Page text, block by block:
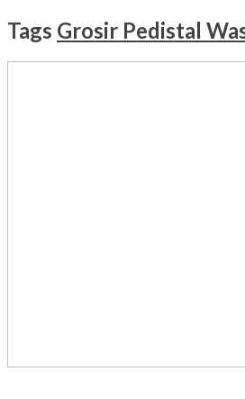
Tags Grosir Pedistal